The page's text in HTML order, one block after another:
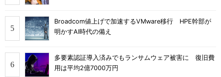
Broadcom値上げで加速するVMware移行 HPE幹部が
明かすAI時代の備え
多要素認証導入済みでもランサムウェア被害に 復旧費
用は平均2億7000万円